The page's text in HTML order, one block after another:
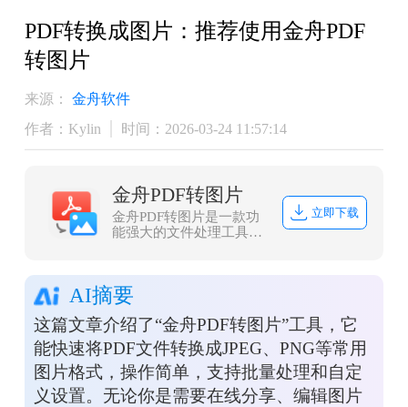
​PDF转换成图片：推荐使用金舟PDF
转图片
来源：
金舟软件
作者：Kylin
时间：2026-03-24 11:57:14
金舟PDF转图片
金舟PDF转图片是一款功
能强大的文件处理工具，
缩功能。
立即下载
AI摘要
这篇文章介绍了“金舟PDF转图片”工具，它
能快速将PDF文件转换成JPEG、PNG等常用
图片格式，操作简单，支持批量处理和自定
义设置。无论你是需要在线分享、编辑图片